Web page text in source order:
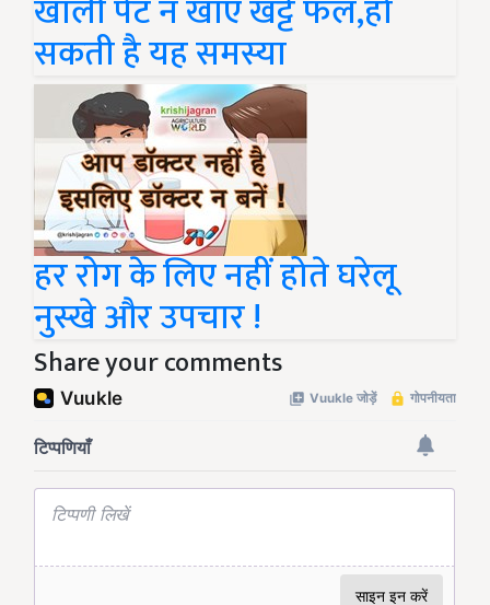
खाली पेट न खाएं खट्टे फल,हो
सकती है यह समस्या
हर रोग के लिए नहीं होते घरेलू
नुस्खे और उपचार !
Share your comments